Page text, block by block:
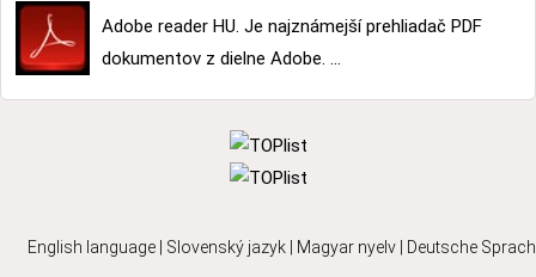
Adobe reader HU. Je najznámejší prehliadač PDF
dokumentov z dielne Adobe. ...
English language Slovenský jazyk Magyar nyelv Deutsche